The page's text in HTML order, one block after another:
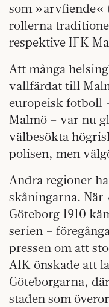
som »arvfiende«
rollerna
respektive IFK
Att många
vallfärdat till
europeisk fotboll
Malmö – var nu
välbesökta
polisen, men
Andra regioner
skåningarna.
Göteborg 1910
serien –
pressen om att
AIK önskade att
Göteborgarna,
staden som